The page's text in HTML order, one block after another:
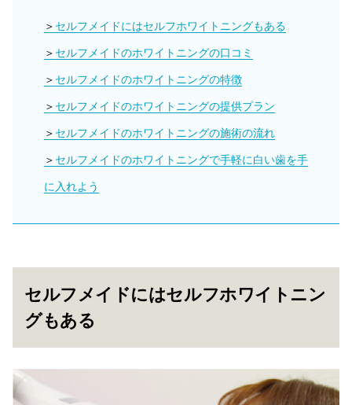
セルフメイドにはセルフホワイトニングもある
セルフメイドのホワイトニングの口コミ
セルフメイドのホワイトニングの特徴
セルフメイドのホワイトニングの提供プラン
セルフメイドのホワイトニングの施術の流れ
セルフメイドのホワイトニングで手軽に白い歯を手
に入れよう
セルフメイドにはセルフホワイトニン
グもある